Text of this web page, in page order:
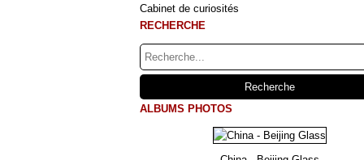
Cabinet de curiosités
RECHERCHE
ALBUMS PHOTOS